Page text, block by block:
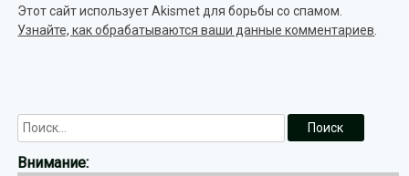
Этот сайт использует Akismet для борьбы со спамом.
Узнайте, как обрабатываются ваши данные комментариев
Внимание: